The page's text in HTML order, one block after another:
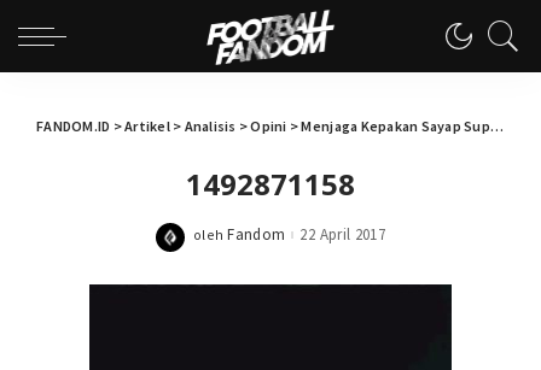
FANDOM.ID >Artikel> Analisis >Opini >Menjaga Kepakan Sayap Super Elang Jawa
1492871158
Posted
oleh Fandom 22 April 2017